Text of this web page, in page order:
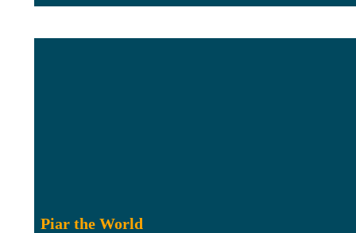
Piar the World